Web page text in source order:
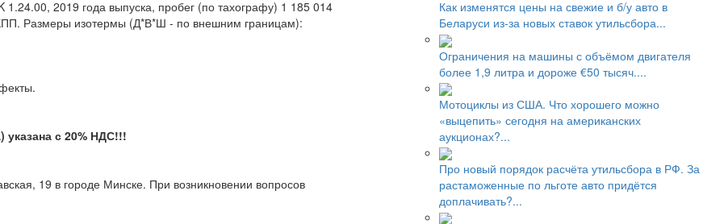
2019 года выпуска, пробег (по тахографу) 1 185 014
Размеры изотермы (Д*В*Ш - по внешним границам):
дефекты.
с 20% НДС!!!
19 в городе Минске. При возникновении вопросов
Как изменятся цены на свежие и б/у авто в
Беларуси из-за новых ставок утильсбора...
Ограничения на машины с объёмом двигателя
более 1,9 литра и дороже €50 тысяч....
Мотоциклы из США. Что хорошего можно
«выцепить» сегодня на американских
аукционах?...
Про новый порядок расчёта утильсбора в РФ. За
растаможенные по льготе авто придётся
доплачивать?...